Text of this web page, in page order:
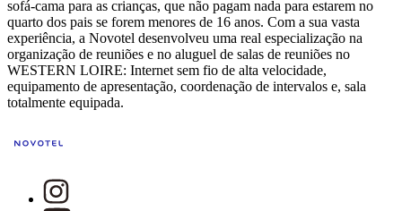
sofá-cama para as crianças, que não pagam nada para estarem no
quarto dos pais se forem menores de 16 anos. Com a sua vasta
experiência, a Novotel desenvolveu uma real especialização na
organização de reuniões e no aluguel de salas de reuniões no
WESTERN LOIRE: Internet sem fio de alta velocidade,
equipamento de apresentação, coordenação de intervalos e, sala
totalmente equipada.